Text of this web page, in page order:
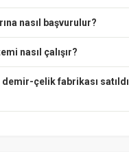
nasıl başvurulur?
nasıl çalışır?
çelik fabrikası satıldı